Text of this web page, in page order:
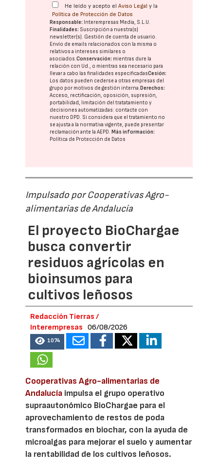
He leído y acepto elAviso Legal y la
Política de Protección de Datos
Responsable: Interempresas Media, S.L.U.
Finalidades: Suscripción a nuestra(s)
newsletter(s). Gestión de cuenta de usuario.
Envío de emails relacionados con la misma o
relativos a intereses similares o
asociados.Conservación: mientras dure la
relación con Ud., o mientras sea necesario para
llevar a cabo las finalidades especificadasCesión:
Los datos pueden cederse a otras empresas del
grupo por motivos de gestión interna. Derechos:
Acceso, rectificación, oposición, supresión,
portabilidad, limitación del tratatamiento y
decisiones automatizadas: contacte con
nuestro DPD. Si considera que el tratamiento no
se ajusta a la normativa vigente, puede presentar
reclamación ante laAEPD. Más información:
Política de Protección de Datos
Impulsado por Cooperativas Agro-
alimentarias de Andalucía
El proyecto BioChargae
busca convertir
residuos agrícolas en
bioinsumos para
cultivos leñosos
Redacción Tierras /
Interempresas
06/08/2026
1074
Cooperativas Agro-alimentarias de
Andalucía impulsa el grupo operativo
supraautonómico BioChargae para el
aprovechamiento de restos de poda
transformados en biochar, con la ayuda de
microalgas para mejorar el suelo y aumentar
la rentabilidad de los cultivos leñosos.